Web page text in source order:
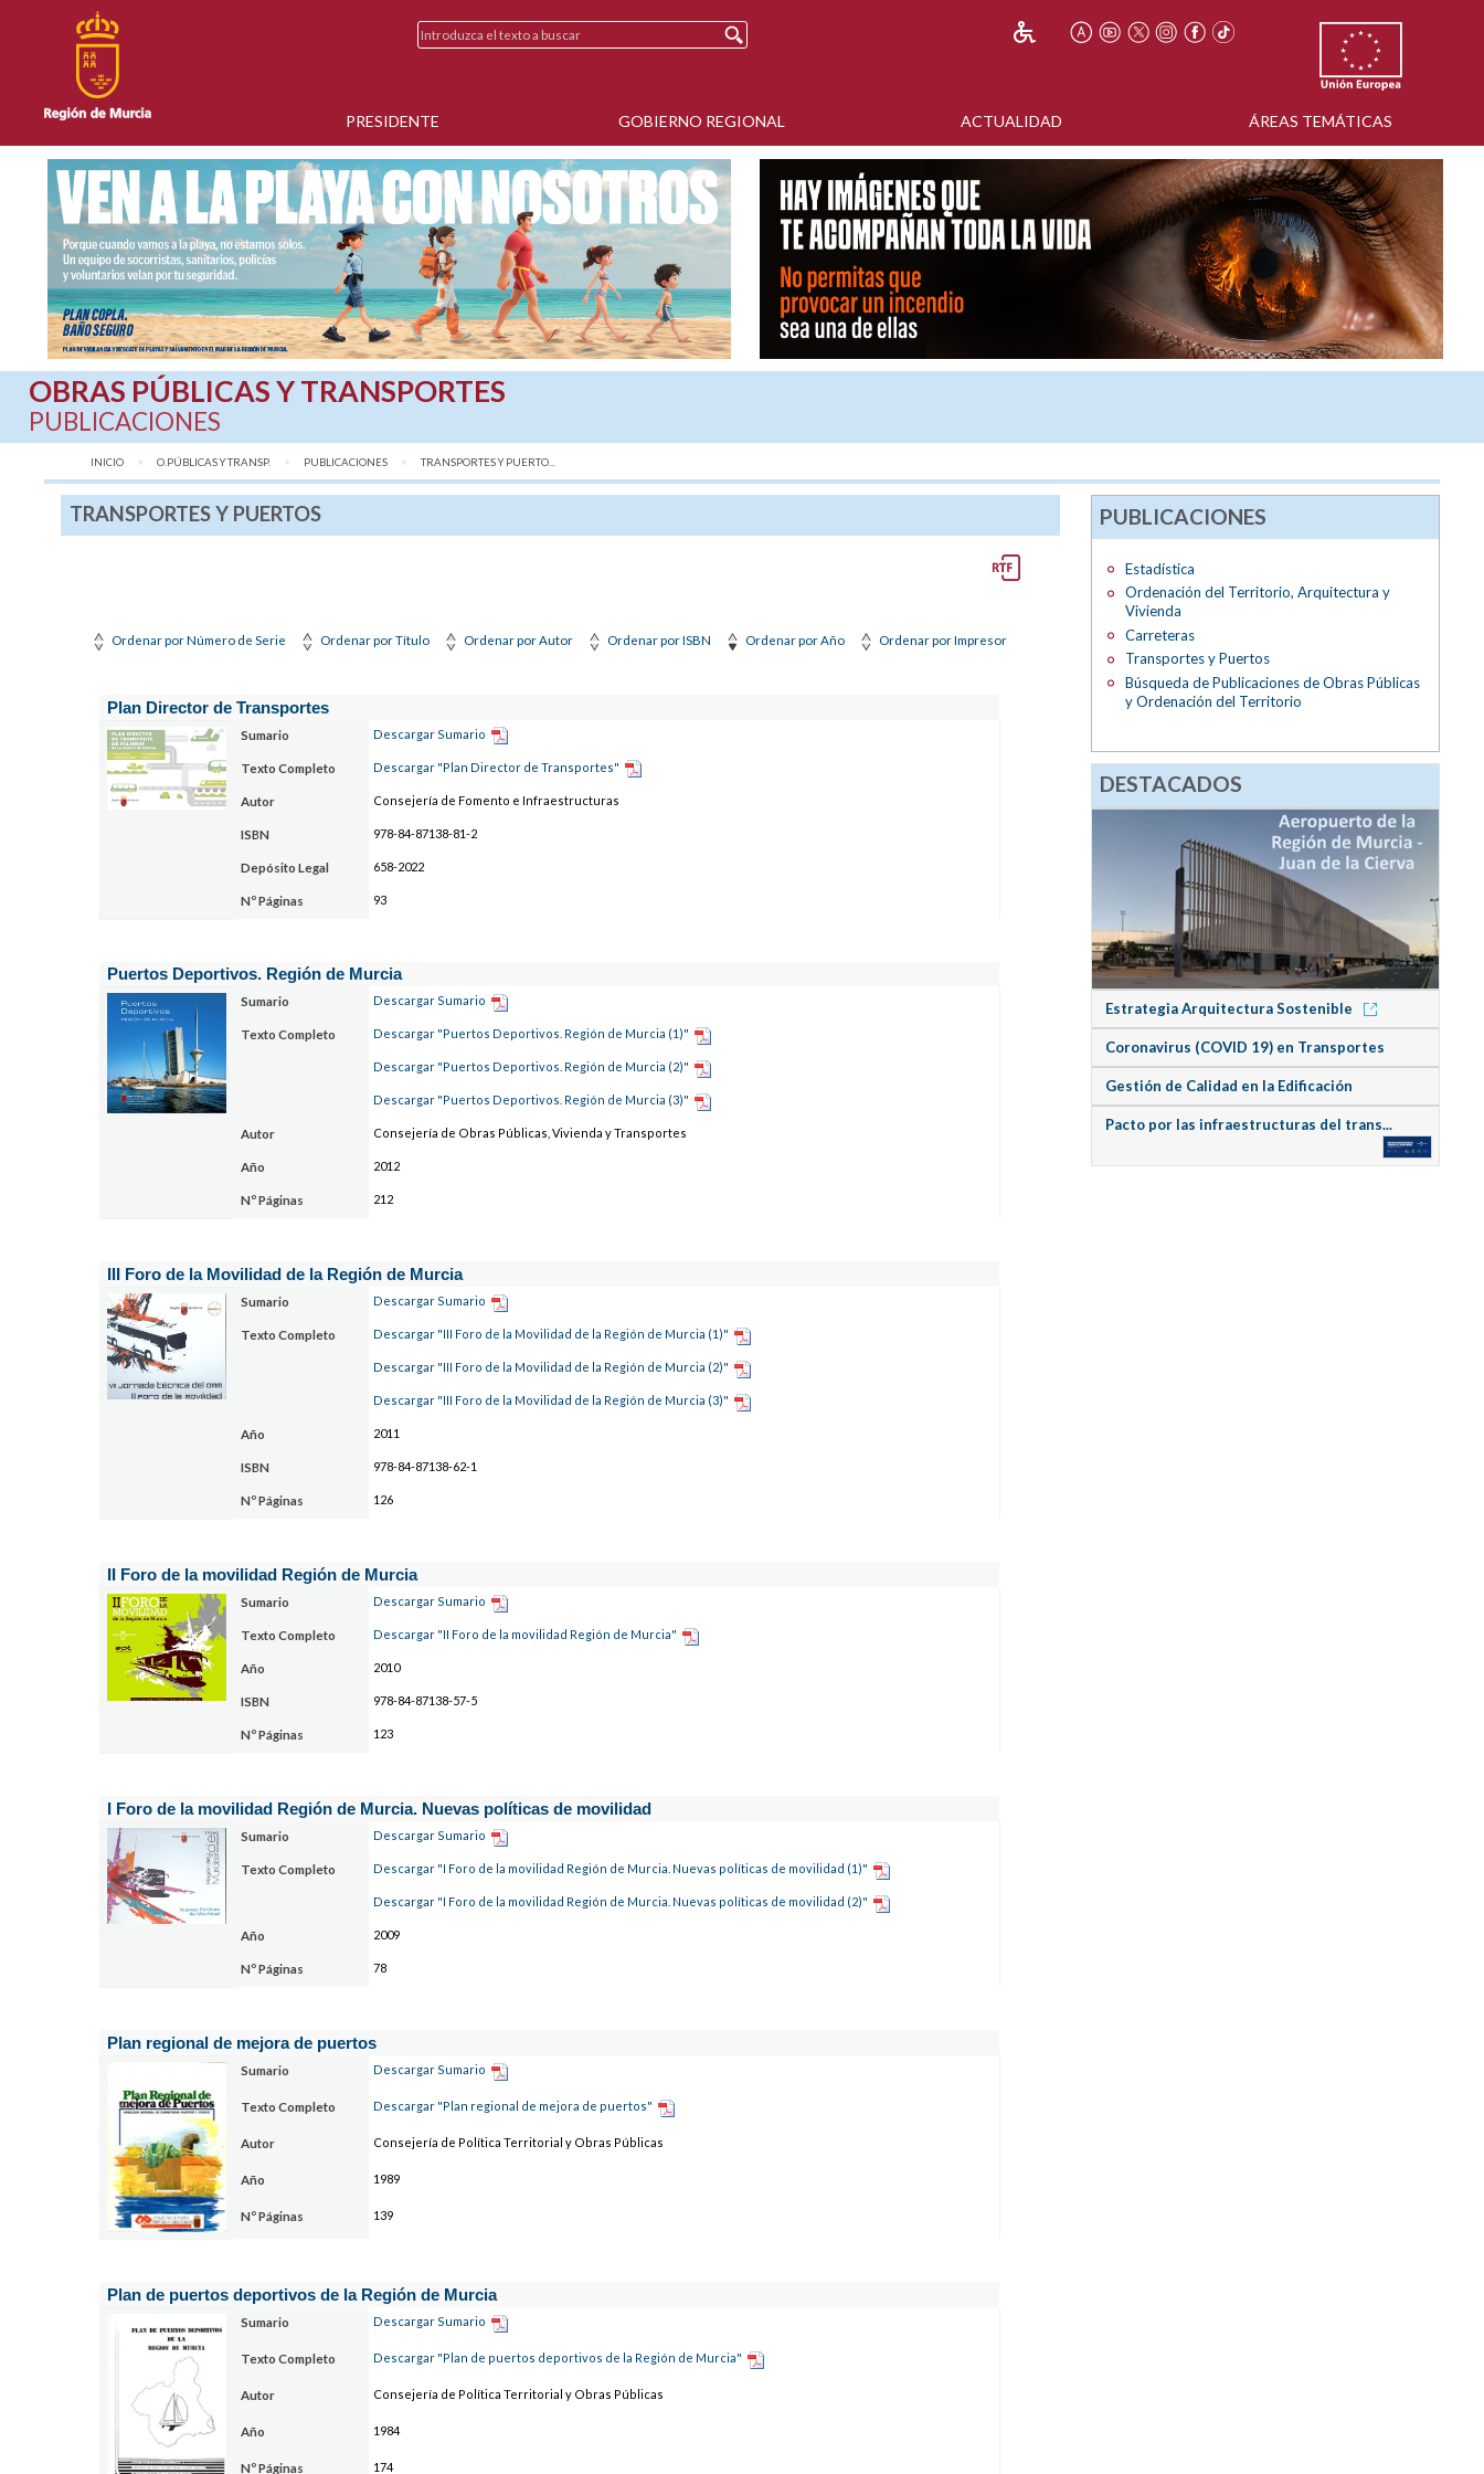
PRESIDENTE GOBIERNO REGIONAL ACTUALIDAD ÁREAS TEMÁTICAS
OBRAS PÚBLICAS Y TRANSPORTES
PUBLICACIONES
INICIO O.PÚBLICAS Y TRANSP. PUBLICACIONES AQUÍ:
TRANSPORTES Y PUERTO...
TRANSPORTES Y PUERTOS
Ordenar por Número de Serie Ordenar por Título Ordenar por Autor Ordenar por ISBN Ordenar por Año Ordenar por Impresor
Plan Director de Transportes
Sumario Descargar Sumario
Texto Completo Descargar "Plan Director de Transportes"
Autor Consejería de Fomento e Infraestructuras
ISBN 978-84-87138-81-2
Depósito Legal 658-2022
Nº Páginas 93
Puertos Deportivos. Región de Murcia
Sumario Descargar Sumario
Texto Completo Descargar "Puertos Deportivos. Región de Murcia (1)"
Descargar "Puertos Deportivos. Región de Murcia (2)"
Descargar "Puertos Deportivos. Región de Murcia (3)"
Autor Consejería de Obras Públicas, Vivienda y Transportes
Año 2012
Nº Páginas 212
III Foro de la Movilidad de la Región de Murcia
Sumario Descargar Sumario
Texto Completo Descargar "III Foro de la Movilidad de la Región de Murcia (1)"
Descargar "III Foro de la Movilidad de la Región de Murcia (2)"
Descargar "III Foro de la Movilidad de la Región de Murcia (3)"
Año 2011
ISBN 978-84-87138-62-1
Nº Páginas 126
II Foro de la movilidad Región de Murcia
Sumario Descargar Sumario
Texto Completo Descargar "II Foro de la movilidad Región de Murcia"
Año 2010
ISBN 978-84-87138-57-5
Nº Páginas 123
I Foro de la movilidad Región de Murcia. Nuevas políticas de movilidad
Sumario Descargar Sumario
Texto Completo Descargar "I Foro de la movilidad Región de Murcia. Nuevas políticas de movilidad (1)"
Descargar "I Foro de la movilidad Región de Murcia. Nuevas políticas de movilidad (2)"
Año 2009
Nº Páginas 78
Plan regional de mejora de puertos
Sumario Descargar Sumario
Texto Completo Descargar "Plan regional de mejora de puertos"
Autor Consejería de Política Territorial y Obras Públicas
Año 1989
Nº Páginas 139
Plan de puertos deportivos de la Región de Murcia
Sumario Descargar Sumario
Texto Completo Descargar "Plan de puertos deportivos de la Región de Murcia"
Autor Consejería de Política Territorial y Obras Públicas
Año 1984
Nº Páginas 174
PUBLICACIONES
Estadística
Ordenación del Territorio, Arquitectura y
Vivienda
Carreteras
Transportes y Puertos
Búsqueda de Publicaciones de Obras Públicas
y Ordenación del Territorio
DESTACADOS
Estrategia Arquitectura Sostenible
Coronavirus (COVID 19) en Transportes
Gestión de Calidad en la Edificación
Pacto por las infraestructuras del trans...